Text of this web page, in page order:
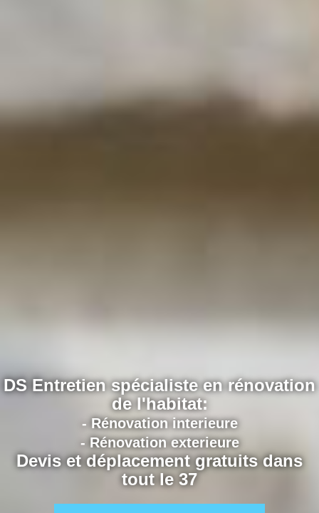
DS Entretien spécialiste en rénovation
de l'habitat:
- Rénovation interieure
- Rénovation exterieure
Devis et déplacement gratuits dans
tout le 37